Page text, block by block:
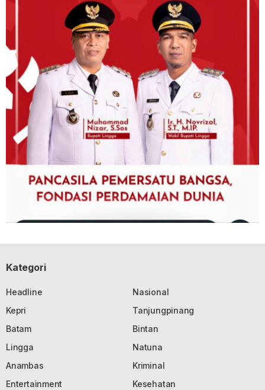
Kategori
Headline
Nasional
Kepri
Tanjungpinang
Batam
Bintan
Lingga
Natuna
Anambas
Kriminal
Entertainment
Kesehatan